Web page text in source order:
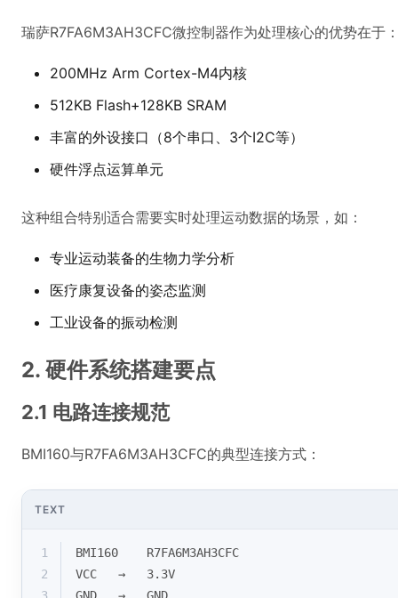
瑞萨R7FA6M3AH3CFC微控制器作为处理核心的优势在于
200MHz Arm Cortex-M4内核
512KB Flash+128KB SRAM
丰富的外设接口（8个串口、3个I2C等）
硬件浮点运算单元
这种组合特别适合需要实时处理运动数据的场景，如：
专业运动装备的生物力学分析
医疗康复设备的姿态监测
工业设备的振动检测
2. 硬件系统搭建要点
2.1 电路连接规范
BMI160与R7FA6M3AH3CFC的典型连接方式：
TEXT
1
BMI160    R7FA6M3AH3CFC
2
VCC   →   3.3V